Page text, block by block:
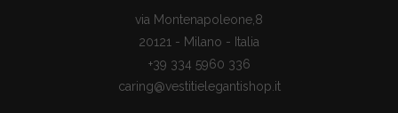
via Montenapoleone,8
20121 - Milano - Italia
+39 334 5960 336
caring@vestitielegantishop.it